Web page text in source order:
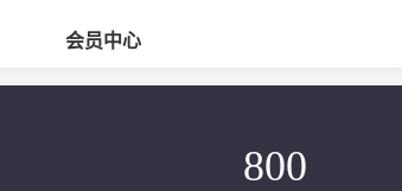
会员中心
800